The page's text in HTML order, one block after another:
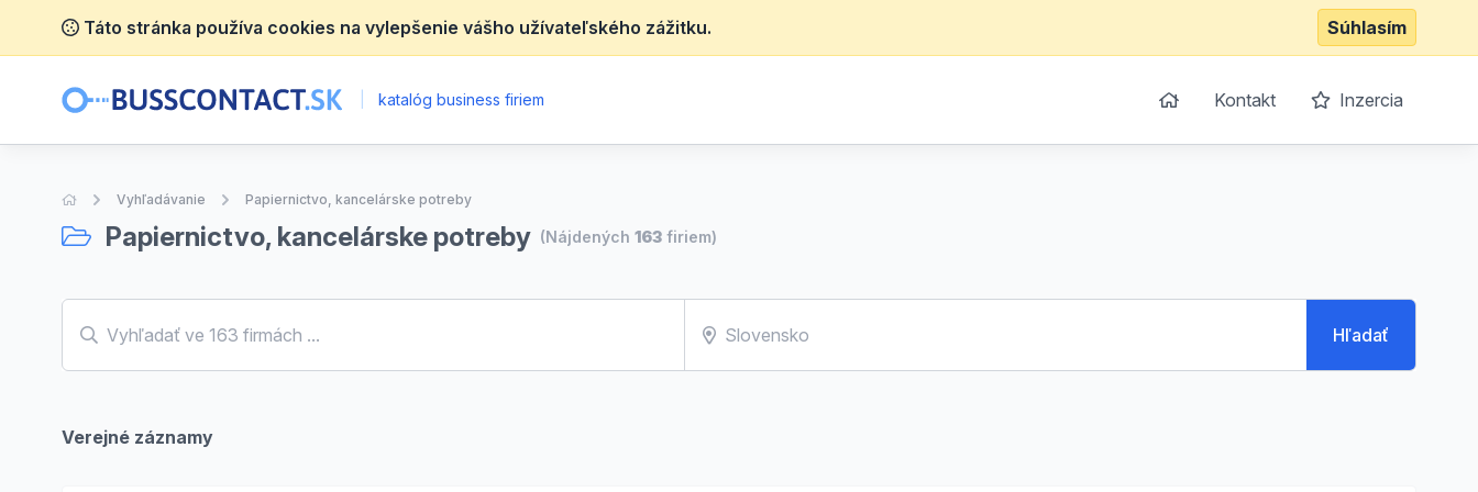
Táto stránka používa cookies na vylepšenie vášho užívateľského zážitku. Súhlasím
katalóg business firiem Kontakt Inzercia
Úvodná stránka
Vyhľadávanie Papiernictvo, kancelárske potreby
Papiernictvo, kancelárske potreby (Nájdených 163 firiem)
Hľadať
Verejné záznamy